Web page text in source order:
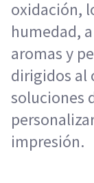
oxidación,
humedad,
aromas y
dirigidos al
soluciones
impresión.